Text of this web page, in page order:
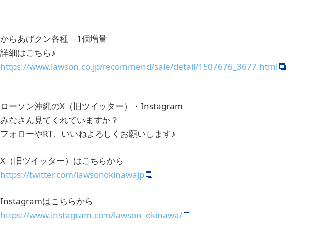
からあげクン各種 1個増量
詳細はこちら♪
https://www.lawson.co.jp/recommend/sale/detail/1507676_3677.html
ローソン沖縄のX（旧ツイッター）・Instagram
みなさん見てくれていますか？
フォローやRT、いいねよろしくお願いします♪
X（旧ツイッター）はこちらから
https://twitter.com/lawsonokinawajp
Instagramはこちらから
https://www.instagram.com/lawson_okinawa/